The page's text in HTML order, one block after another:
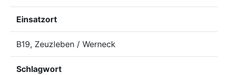
Einsatzort
B19, Zeuzleben / Werneck
Schlagwort